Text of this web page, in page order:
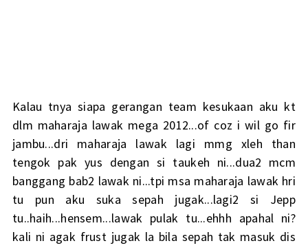
Kalau tnya siapa gerangan team kesukaan aku kt
dlm maharaja lawak mega 2012...of coz i wil go fir
jambu...dri maharaja lawak lagi mmg xleh than
tengok pak yus dengan si taukeh ni...dua2 mcm
banggang bab2 lawak ni...tpi msa maharaja lawak hri
tu pun aku suka sepah jugak...lagi2 si Jepp
tu..haih...hensem...lawak pulak tu...ehhh apahal ni?
kali ni agak frust jugak la bila sepah tak masuk dis